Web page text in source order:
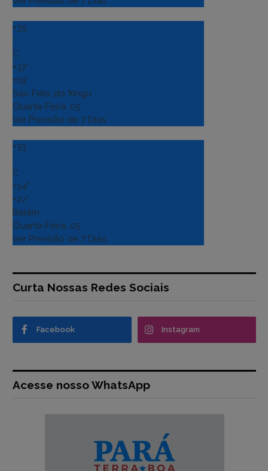
+35
°
C
+37°
+19°
Sao Felix do Xingu
Quarta-Feira, 05
Ver Previsão de 7 Dias
+33
°
C
+34°
+22°
Belém
Quarta-Feira, 05
Ver Previsão de 7 Dias
Curta Nossas Redes Sociais
Facebook Instagram
Acesse nosso WhatsApp